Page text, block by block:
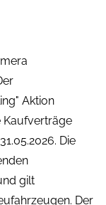
Aktion
Kaufverträge
Die
gilt
Der